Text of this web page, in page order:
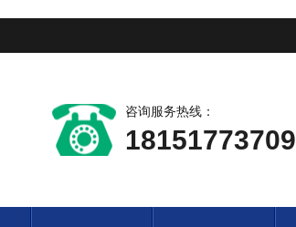
咨询服务热线：
18151773709